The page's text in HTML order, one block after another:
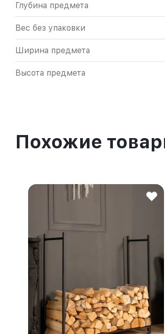
Глубина предмета
Вес без упаковки
Ширина предмета
Высота предмета
Похожие